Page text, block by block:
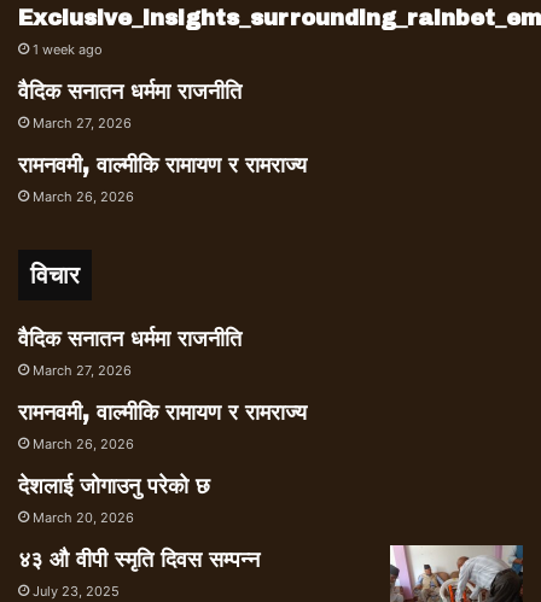
1 week ago
वैदिक सनातन धर्ममा राजनीति
March 27, 2026
रामनवमी, वाल्मीकि रामायण र रामराज्य
March 26, 2026
विचार
वैदिक सनातन धर्ममा राजनीति
March 27, 2026
रामनवमी, वाल्मीकि रामायण र रामराज्य
March 26, 2026
देशलाई जोगाउनु परेको छ
March 20, 2026
४३ औ वीपी स्मृति दिवस सम्पन्न
July 23, 2025